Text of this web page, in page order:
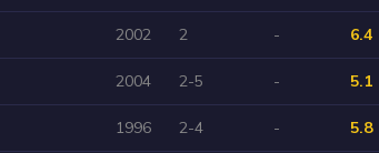
2002 2 - 6.4
2004 2-5 - 5.1
1996 2-4 - 5.8